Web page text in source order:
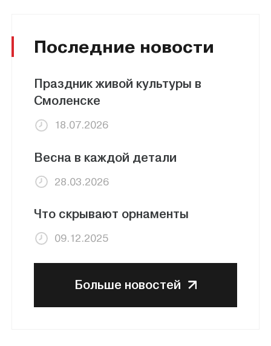
Последние новости
Праздник живой культуры в
Смоленске
18.07.2026
Весна в каждой детали
28.03.2026
Что скрывают орнаменты
09.12.2025
Больше новостей